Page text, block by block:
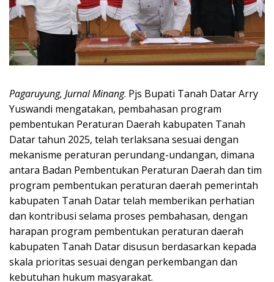
Pagaruyung, Jurnal Minang. Pjs Bupati Tanah Datar Arry
Yuswandi mengatakan, pembahasan program
pembentukan Peraturan Daerah kabupaten Tanah
Datar tahun 2025, telah terlaksana sesuai dengan
mekanisme peraturan perundang-undangan, dimana
antara Badan Pembentukan Peraturan Daerah dan tim
program pembentukan peraturan daerah pemerintah
kabupaten Tanah Datar telah memberikan perhatian
dan kontribusi selama proses pembahasan, dengan
harapan program pembentukan peraturan daerah
kabupaten Tanah Datar disusun berdasarkan kepada
skala prioritas sesuai dengan perkembangan dan
kebutuhan hukum masyarakat.